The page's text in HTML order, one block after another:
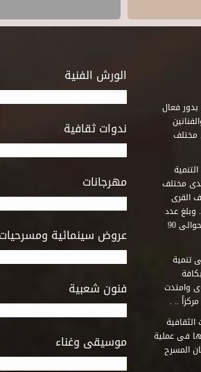
الورش الفنية
ندوات ثقافية
مهرجانات
عروض سينمائية ومسرحيات
فنون شعبية
موسيقى وغناء
عاماً منذ إنشائه عام 1989 أن يقوم بدور فعال
مختلف
مختلف
القرى
وبلغ عدد
المكتبات التى أنشأها الصندوق فى أماكن لم يكن من المتصور إقامة مثل هذه المكتبات بها حوالى 90
تنمية
بدأت التجربة عام 1996 ببيت الهراوى وامتدت
فى عملية
المسرح